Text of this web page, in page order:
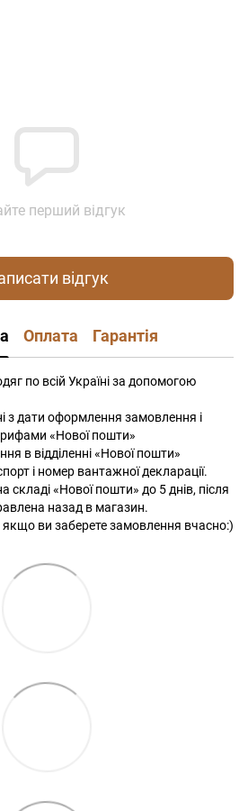
перший відгук
відгук
Оплата Гарантія
по всій Україні за допомогою
з дати оформлення замовлення і
«Нової пошти»
в відділенні «Нової пошти»
і номер вантажної декларації.
складі «Нової пошти» до 5 днів, після
​​назад в магазин.
ви заберете замовлення вчасно:)